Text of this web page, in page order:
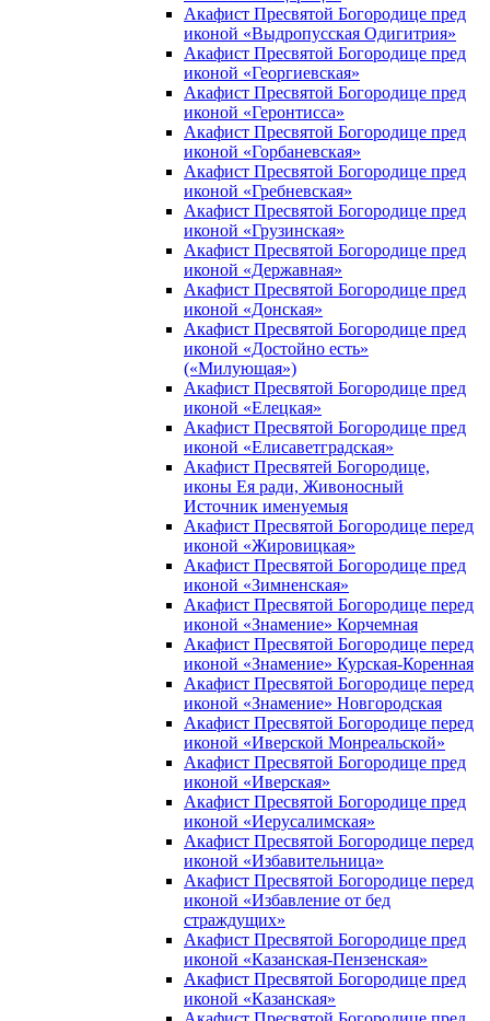
Акафист Пресвятой Богородице пред
иконой «Выдропусская Одигитрия»
Акафист Пресвятой Богородице пред
иконой «Георгиевская»
Акафист Пресвятой Богородице пред
иконой «Геронтисса»
Акафист Пресвятой Богородице пред
иконой «Горбаневская»
Акафист Пресвятой Богородице пред
иконой «Гребневская»
Акафист Пресвятой Богородице пред
иконой «Грузинская»
Акафист Пресвятой Богородице пред
иконой «Державная»
Акафист Пресвятой Богородице пред
иконой «Донская»
Акафист Пресвятой Богородице пред
иконой «Достойно есть»
(«Милующая»)
Акафист Пресвятой Богородице пред
иконой «Елецкая»
Акафист Пресвятой Богородице пред
иконой «Елисаветградская»
Акафист Пресвятей Богородице,
иконы Ея ради, Живоносный
Источник именуемыя
Акафист Пресвятой Богородице перед
иконой «Жировицкая»
Акафист Пресвятой Богородице пред
иконой «Зимненская»
Акафист Пресвятой Богородице перед
иконой «Знамение» Корчемная
Акафист Пресвятой Богородице перед
иконой «Знамение» Курская-Коренная
Акафист Пресвятой Богородице перед
иконой «Знамение» Новгородская
Акафист Пресвятой Богородице перед
иконой «Иверской Монреальской»
Акафист Пресвятой Богородице пред
иконой «Иверская»
Акафист Пресвятой Богородице пред
иконой «Иерусалимская»
Акафист Пресвятой Богородице перед
иконой «Избавительница»
Акафист Пресвятой Богородице перед
иконой «Избавление от бед
страждущих»
Акафист Пресвятой Богородице пред
иконой «Казанская-Пензенская»
Акафист Пресвятой Богородице пред
иконой «Казанская»